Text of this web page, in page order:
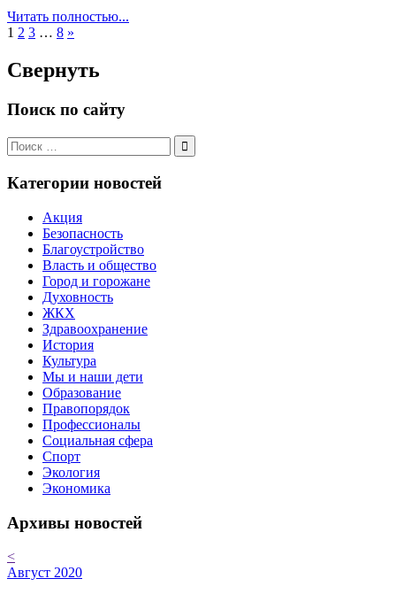
Читать полностью...
1 2 3 … 8 Следующие
»
Свернуть
Поиск по сайту
Поиск
для:
Поиск
Категории новостей
Акция
Безопасность
Благоустройство
Власть и общество
Город и горожане
Духовность
ЖКХ
Здравоохранение
История
Культура
Мы и наши дети
Образование
Правопорядок
Профессионалы
Социальная сфера
Спорт
Экология
Экономика
Архивы новостей
<
Август 2020